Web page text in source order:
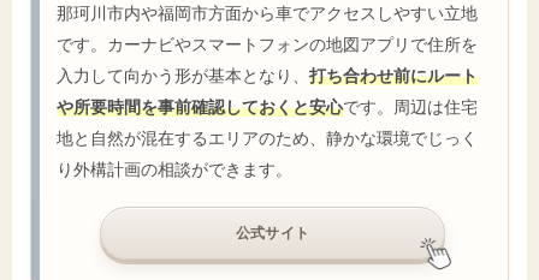
那珂川市内や福岡市方面から車でアクセスしやすい立地
です。カーナビやスマートフォンの地図アプリで住所を
入力して向かう形が基本となり、 打ち合わせ前にルート
や所要時間を事前確認しておくと安心です。周辺は住宅
地と自然が混在するエリアのため、静かな環境でじっく
り外構計画の相談ができます。
公式サイト